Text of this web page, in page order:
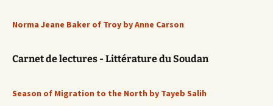
Norma Jeane Baker of Troy by Anne Carson
Carnet de lectures - Littérature du Soudan
Season of Migration to the North by Tayeb Salih